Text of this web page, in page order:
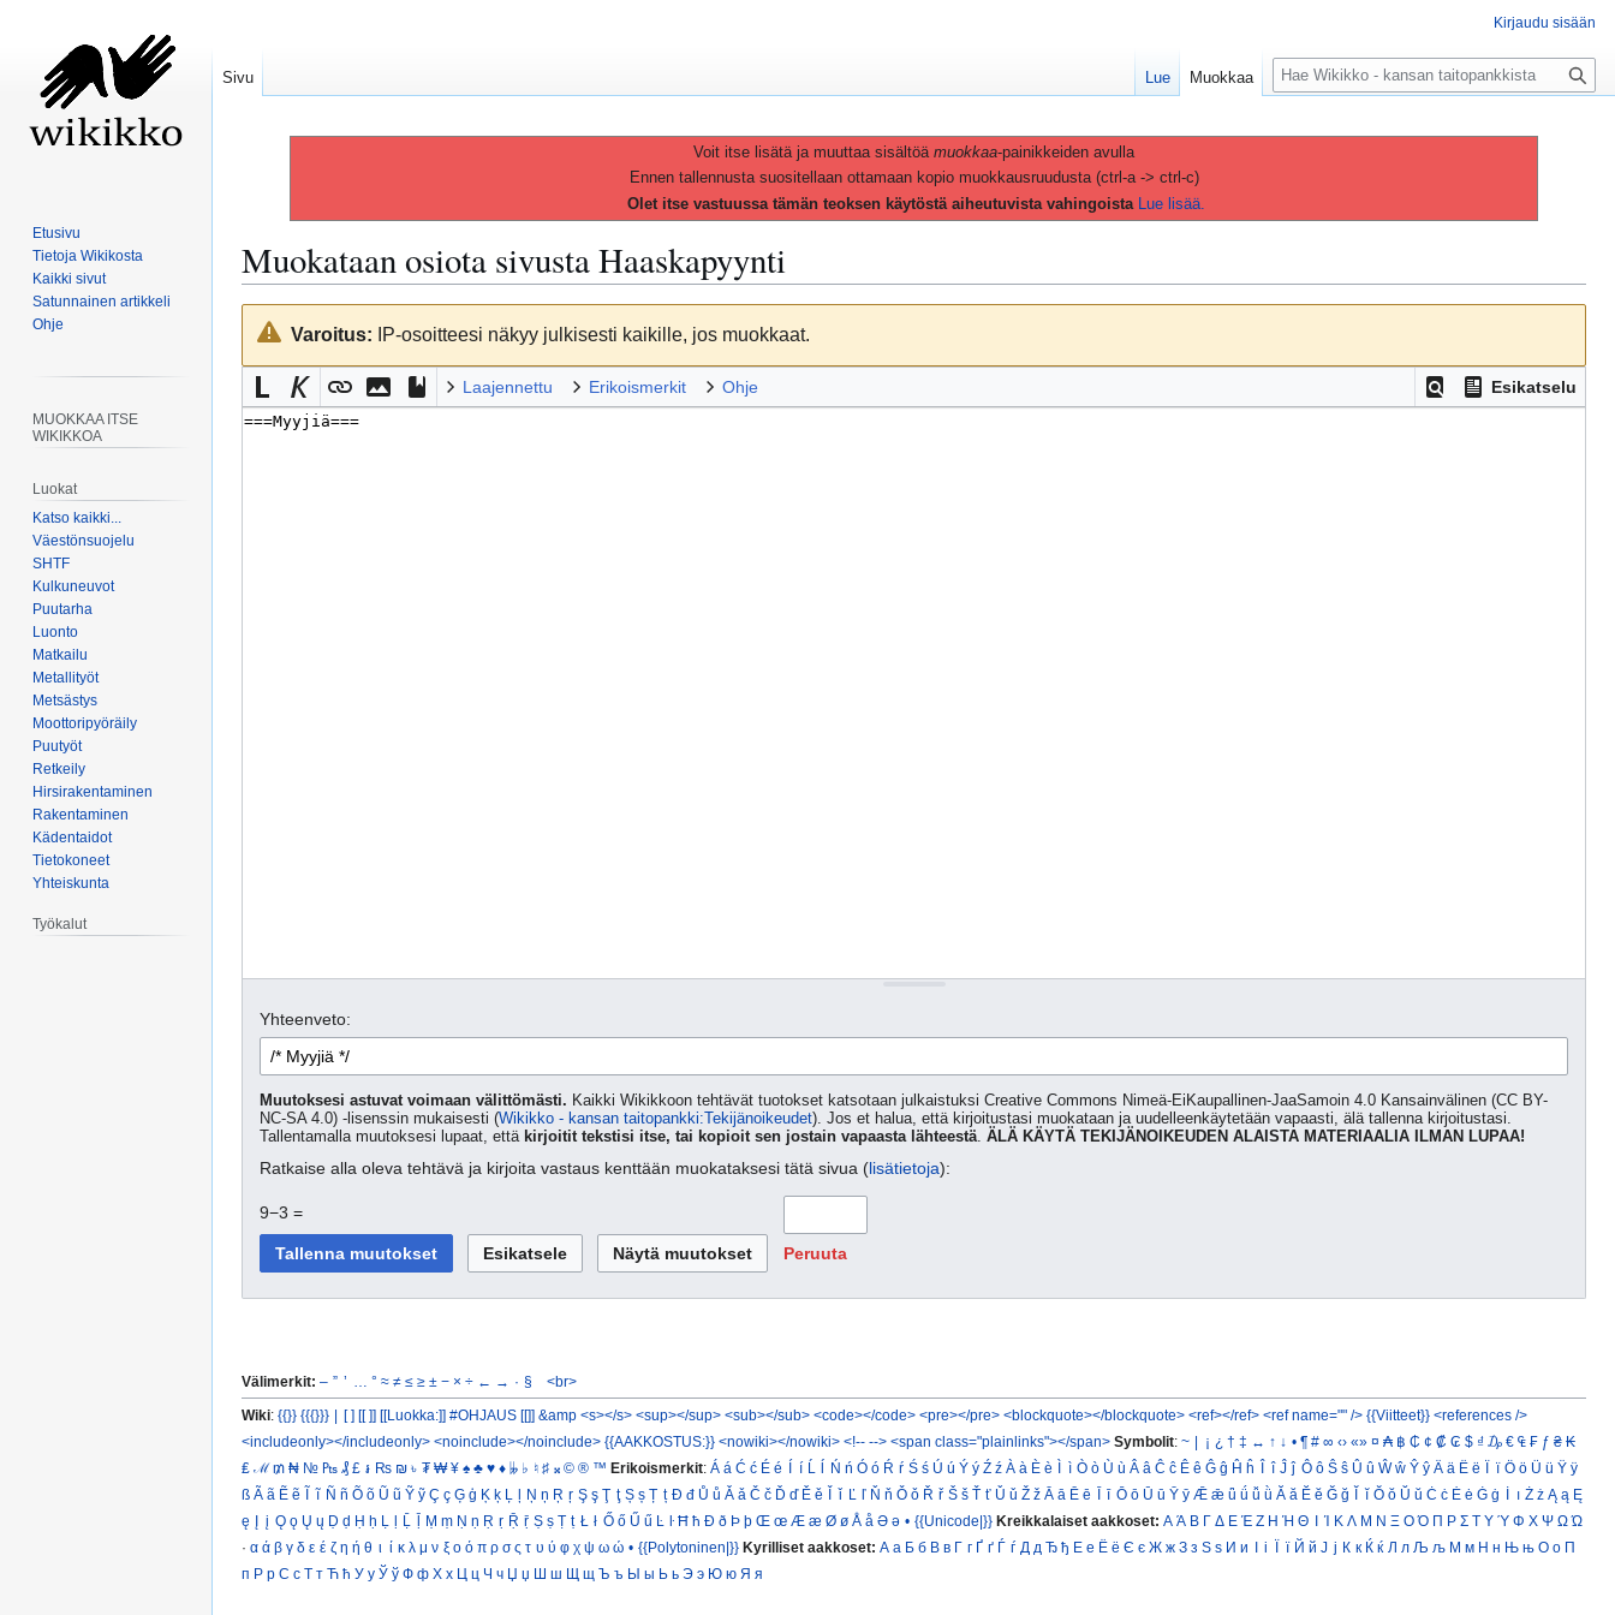
Voit itse lisätä ja muuttaa sisältöä muokkaa-painikkeiden avulla
Ennen tallennusta suositellaan ottamaan kopio muokkausruudusta (ctrl-a -> ctrl-c)
Olet itse vastuussa tämän teoksen käytöstä aiheutuvista vahingoista Lue lisää.
Muokataan osiota sivustaHaaskapyynti
Siirry
navigaatioon
Siirry
hakuunVaroitus: IP-osoitteesi näkyy julkisesti kaikille, jos muokkaat.
Esikatselu
Laajennettu Erikoismerkit Ohje
Yhteenveto:
Muutoksesi astuvat voimaan välittömästi. Kaikki Wikikkoon tehtävät tuotokset katsotaan julkaistuksi Creative Commons Nimeä-EiKaupallinen-JaaSamoin 4.0 Kansainvälinen (CC BY-
NC-SA 4.0) -lisenssin mukaisesti (Wikikko - kansan taitopankki:Tekijänoikeudet). Jos et halua, että kirjoitustasi muokataan ja uudelleenkäytetään vapaasti, älä tallenna kirjoitustasi.
Tallentamalla muutoksesi lupaat, että kirjoitit tekstisi itse, tai kopioit sen jostain vapaasta lähteestä. ÄLÄ KÄYTÄ TEKIJÄNOIKEUDEN ALAISTA MATERIAALIA ILMAN LUPAA!
Ratkaise alla oleva tehtävä ja kirjoita vastaus kenttään muokataksesi tätä sivua (lisätietoja):
9−3 =
Peruuta
Välimerkit: – ” ’ ° ≈ ≠ ≤ ≥ ± − × ÷ ← → · § <br>
Wiki: {{}} {{{}}} | [ ] [[ ]] [[Luokka:]] #OHJAUS [[]] &amp <s></s> <sup></sup> <sub></sub> <code></code> <pre></pre> <blockquote></blockquote> <ref></ref> <ref name="" /> {{Viitteet}} <references />
<includeonly></includeonly> <noinclude></noinclude> {{AAKKOSTUS:}} <nowiki></nowiki> <!-- --> <span class="plainlinks"></span> Symbolit: ~ | ¡ ¿ † ‡ ↔ ↑ ↓ • ¶ # ∞ ‹› «» ¤ ₳ ฿ ₵ ¢ ₡ ₢ $ ₫ ₯ € ₠ ₣ ƒ ₴ ₭
₤ ℳ ₥ ₦ № ₧ ₰ £ ៛ ₨ ₪ ৳ ₮ ₩ ¥ ♠ ♣ ♥ ♦ 𝄫 ♭ ♮ ♯ 𝄪 © ® ™ Erikoismerkit:Á á Ć ć É é Í í Ĺ ĺ Ń ń Ó ó Ŕ ŕ Ś ś Ú ú Ý ý Ź ź À à È è Ì ì Ò ò Ù ù Â â Ĉ ĉ Ê ê Ĝ ĝ Ĥ ĥ Î î Ĵ ĵ Ô ô Ŝ ŝ Û û Ŵ ŵ Ŷ ŷ Ä ä Ë ë Ï ï Ö ö Ü ü Ÿ ÿ
ß Ã ã Ẽ ẽ Ĩ ĩ Ñ ñ Õ õ Ũ ũ Ỹ ỹ Ç ç Ģ ģ Ķ ķ Ļ ļ Ņ ņ Ŗ ŗ Ş ş Ţ ţ Ș ș Ț ț Đ đ Ů ů Ǎ ǎ Č č Ď ď Ě ě Ǐ ǐ Ľ ľ Ň ň Ǒ ǒ Ř ř Š š Ť ť Ǔ ǔ Ž ž Ā ā Ē ē Ī ī Ō ō Ū ū Ȳ ȳ Ǣ ǣ ǖ ǘ ǚ ǜ Ă ă Ĕ ĕ Ğ ğ Ĭ ĭ Ŏ ŏ Ŭ ŭ Ċ ċ Ė ė Ġ ġ İ ı Ż ż Ą ą Ę
ę Į į Ǫ ǫ Ų ų Ḍ ḍ Ḥ ḥ Ḷ ḷ Ḹ ḹ Ṃ ṃ Ṇ ṇ Ṛ ṛ Ṝ ṝ Ṣ ṣ Ṭ ṭ Ł ł Ő ő Ű ű Ŀ ŀ Ħ ħ Ð ð Þ þ Œ œ Æ æ Ø ø Å å Ə ə • {{Unicode|}} Kreikkalaiset aakkoset: Α Ά Β Γ Δ Ε Έ Ζ Η Ή Θ Ι Ί Κ Λ Μ Ν Ξ Ο Ό Π Ρ Σ Τ Υ Ύ Φ Χ Ψ Ω Ώ
· α ά β γ δ ε έ ζ η ή θ ι ί κ λ μ ν ξ ο ό π ρ σ ς τ υ ύ φ χ ψ ω ώ • {{Polytoninen|}} Kyrilliset aakkoset: А а Б б В в Г г Ґ ґ Ѓ ѓ Д д Ђ ђ Е е Ё ё Є є Ж ж З з Ѕ ѕ И и І і Ї ї Й й Ј ј К к Ќ ќ Л л Љ љ М м Н н Њ њ О о П
п Р р С с Т т Ћ ћ У у Ў ў Ф ф Х х Ц ц Ч ч Џ џ Ш ш Щ щ Ъ ъ Ы ы Ь ь Э э Ю ю Я я
Kirjaudu sisään
Sivu Lue Muokkaa
H
a
Etusivu
Tietoja Wikikosta
Kaikki sivut
Satunnainen artikkeli
Ohje
MUOKKAA ITSE
WIKIKKOA
Luokat
Katso kaikki...
Väestönsuojelu
SHTF
Kulkuneuvot
Puutarha
Luonto
Matkailu
Metallityöt
Metsästys
Moottoripyöräily
Puutyöt
Retkeily
Hirsirakentaminen
Rakentaminen
Kädentaidot
Tietokoneet
Yhteiskunta
Työkalut